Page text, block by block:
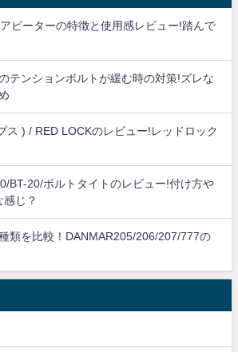
ビーターの特徴と使用感レビュー!踏んで
テンションボルトが緩む時の対策!ズレな
ス ) / RED LOCKのレビュー!レッドロック
BT-20/ボルトタイトのレビュー!付け方や
感じ？
類を比較！DANMAR205/206/207/777の